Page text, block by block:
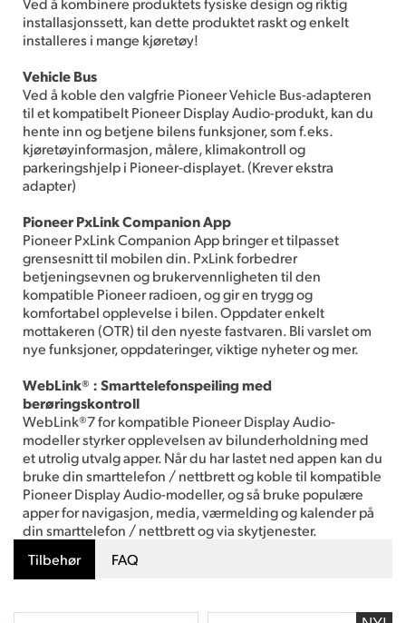
installasjonssett, kan dette produktet raskt og enkelt
installeres i mange kjøretøy!
Vehicle Bus
Ved å koble den valgfrie Pioneer Vehicle Bus-adapteren
til et kompatibelt Pioneer Display Audio-produkt, kan du
hente inn og betjene bilens funksjoner, som f.eks.
kjøretøyinformasjon, målere, klimakontroll og
parkeringshjelp i Pioneer-displayet. (Krever ekstra
adapter)
Pioneer PxLink Companion App
Pioneer PxLink Companion App bringer et tilpasset
grensesnitt til mobilen din. PxLink forbedrer
betjeningsevnen og brukervennligheten til den
kompatible Pioneer radioen, og gir en trygg og
komfortabel opplevelse i bilen. Oppdater enkelt
mottakeren (OTR) til den nyeste fastvaren. Bli varslet om
nye funksjoner, oppdateringer, viktige nyheter og mer.
WebLink® : Smarttelefonspeiling med
berøringskontroll
WebLink®7 for kompatible Pioneer Display Audio-
modeller styrker opplevelsen av bilunderholdning med
et utrolig utvalg apper. Når du har lastet ned appen kan du
bruke din smarttelefon / nettbrett og koble til kompatible
Pioneer Display Audio-modeller, og så bruke populære
apper for navigasjon, media, værmelding og kalender på
din smarttelefon / nettbrett og via skytjenester.
Tilbehør
FAQ